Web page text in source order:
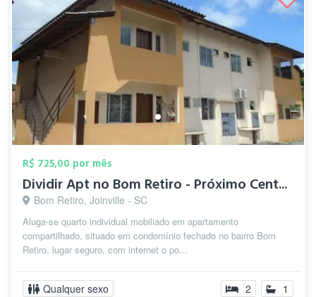
R$ 725,00 por mês
Dividir Apt no Bom Retiro - Próximo Cent...
Bom Retiro, Joinville - SC
Aluga-se quarto individual mobiliado em apartamento
compartilhado, situado em condomínio fechado no bairro Bom
Retiro, lugar seguro, com internet o po...
Qualquer sexo 2 1